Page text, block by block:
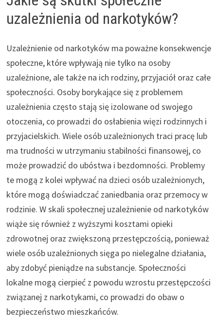
uzależnienia od narkotyków?
Uzależnienie od narkotyków ma poważne konsekwencje
społeczne, które wpływają nie tylko na osoby
uzależnione, ale także na ich rodziny, przyjaciół oraz całe
społeczności. Osoby borykające się z problemem
uzależnienia często stają się izolowane od swojego
otoczenia, co prowadzi do osłabienia więzi rodzinnych i
przyjacielskich. Wiele osób uzależnionych traci pracę lub
ma trudności w utrzymaniu stabilności finansowej, co
może prowadzić do ubóstwa i bezdomności. Problemy
te mogą z kolei wpływać na dzieci osób uzależnionych,
które mogą doświadczać zaniedbania oraz przemocy w
rodzinie. W skali społecznej uzależnienie od narkotyków
wiąże się również z wyższymi kosztami opieki
zdrowotnej oraz zwiększoną przestępczością, ponieważ
wiele osób uzależnionych sięga po nielegalne działania,
aby zdobyć pieniądze na substancje. Społeczności
lokalne mogą cierpieć z powodu wzrostu przestępczości
związanej z narkotykami, co prowadzi do obaw o
bezpieczeństwo mieszkańców.